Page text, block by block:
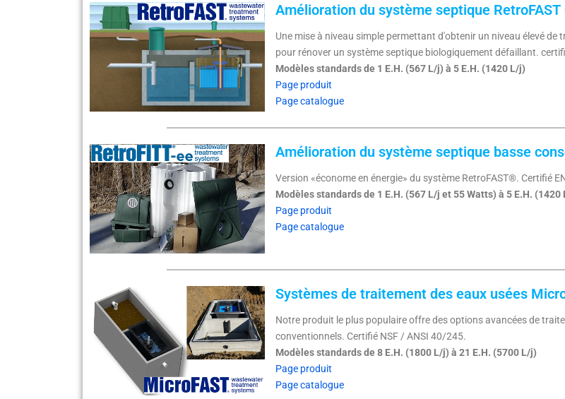
Amélioration du système septique
Une mise à niveau simple permettant d'obtenir un niveau élevé
pour rénover un système septique biologiquement défaillant.
Modèles standards de 1 E.H. (567 L/j) à 5 E.H. (1420 L/j)
Page produit
Page catalogue
Amélioration du système septique basse
Version «économe en énergie» du système RetroFAST®. Certifié
Modèles standards de 1 E.H. (567 L/j et 55 Watts) à 5 E.H. (1420
Page produit
Page catalogue
Systèmes de traitement des eaux usées
Notre produit le plus populaire offre des options avancées de
conventionnels. Certifié NSF / ANSI 40/245.
Modèles standards de 8 E.H. (1800 L/j) à 21 E.H. (5700 L/j)
Page produit
Page catalogue